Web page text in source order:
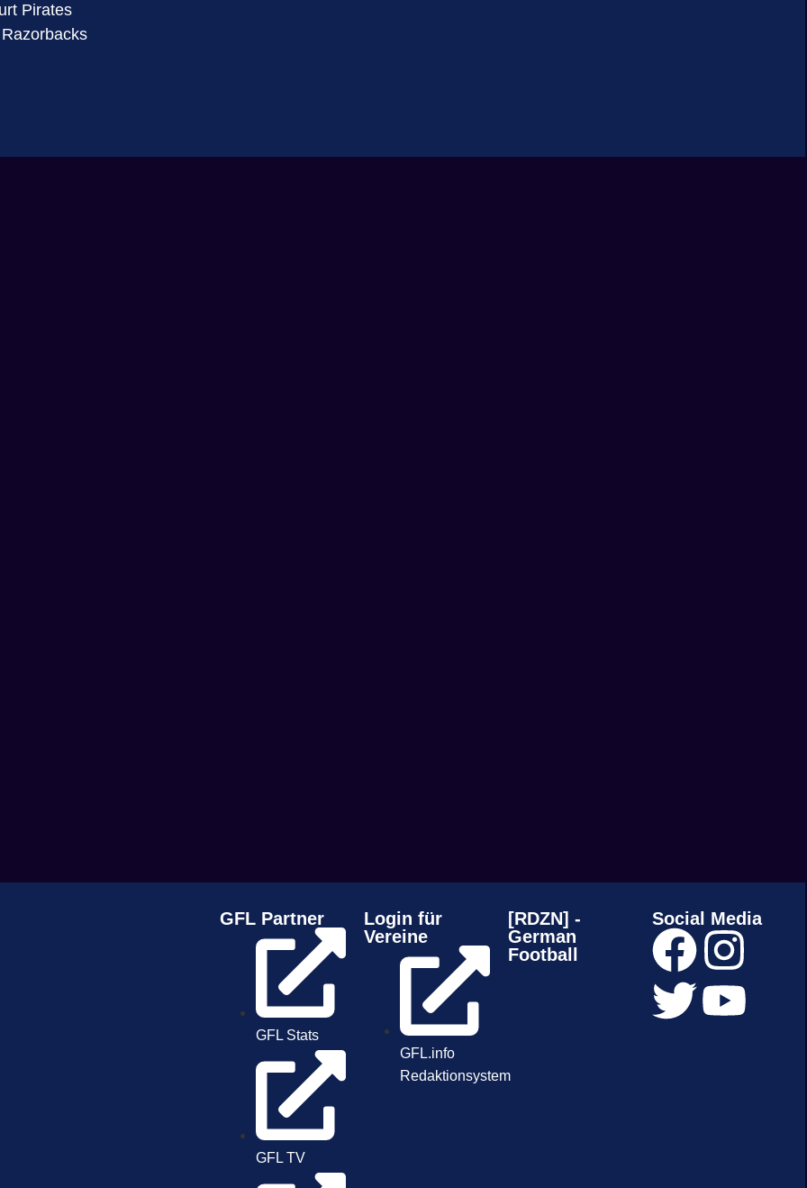
Pirates
GFL Partner
GFL Stats
GFL TV
Login für
Vereine
GFL.info
Redaktionsystem
[RDZN] -
German
Football
Social Media